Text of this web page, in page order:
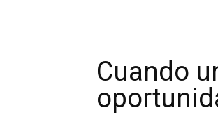
Cuando